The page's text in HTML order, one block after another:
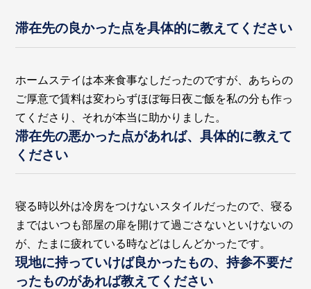
滞在先の良かった点を具体的に教えてください
ホームステイは本来食事なしだったのですが、あちらの
ご厚意で賃料は変わらずほぼ毎日夜ご飯を私の分も作っ
てくださり、それが本当に助かりました。
滞在先の悪かった点があれば、具体的に教えて
ください
寝る時以外は冷房をつけないスタイルだったので、寝る
まではいつも部屋の扉を開けて過ごさないといけないの
が、たまに疲れている時などはしんどかったです。
現地に持っていけば良かったもの、持参不要だ
ったものがあれば教えてください